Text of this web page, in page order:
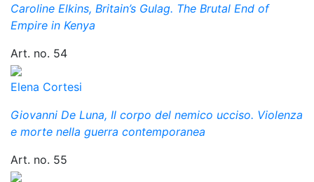
Caroline Elkins, Britain’s Gulag. The Brutal End of
Empire in Kenya
Art. no. 54
Elena Cortesi
Giovanni De Luna, Il corpo del nemico ucciso. Violenza
e morte nella guerra contemporanea
Art. no. 55